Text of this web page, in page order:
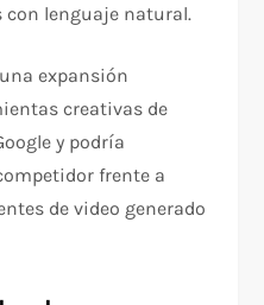
con lenguaje natural.
expansión
creativas de
y podría
frente a
de video generado